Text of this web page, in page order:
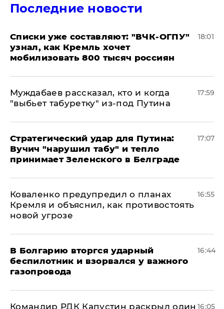
Последние новости
Списки уже составляют: "ВЧК-ОГПУ"
узнал, как Кремль хочет
мобилизовать 800 тысяч россиян
18:01
Муждабаев рассказал, кто и когда
"выбьет табуретку" из-под Путина
17:59
Стратегический удар для Путина:
Вучич "нарушил табу" и тепло
принимает Зеленского в Белграде
17:07
Коваленко предупредил о планах
Кремля и объяснил, как противостоять
новой угрозе
16:55
В Болгарию вторгся ударный
беспилотник и взорвался у важного
газопровода
16:44
Командир РДК Капустин раскрыл один 16:05